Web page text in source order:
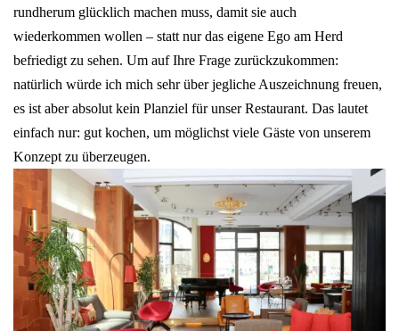
rundherum glücklich machen muss, damit sie auch
wiederkommen wollen – statt nur das eigene Ego am Herd
befriedigt zu sehen. Um auf Ihre Frage zurückzukommen:
natürlich würde ich mich sehr über jegliche Auszeichnung freuen,
es ist aber absolut kein Planziel für unser Restaurant. Das lautet
einfach nur: gut kochen, um möglichst viele Gäste von unserem
Konzept zu überzeugen.